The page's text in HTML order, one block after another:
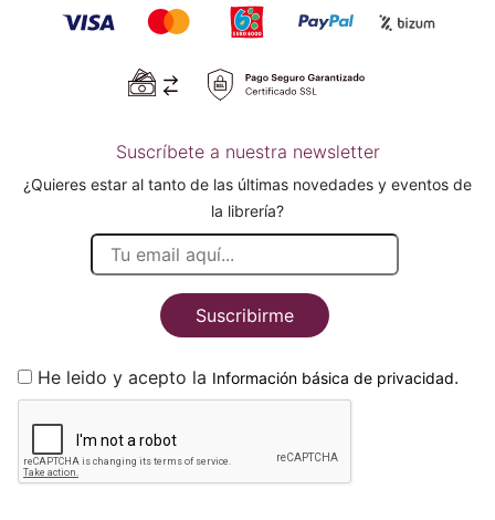
Suscríbete a nuestra newsletter
¿Quieres estar al tanto de las últimas novedades y eventos de
la librería?
Suscribirme
He leido y acepto la Información básica de privacidad.